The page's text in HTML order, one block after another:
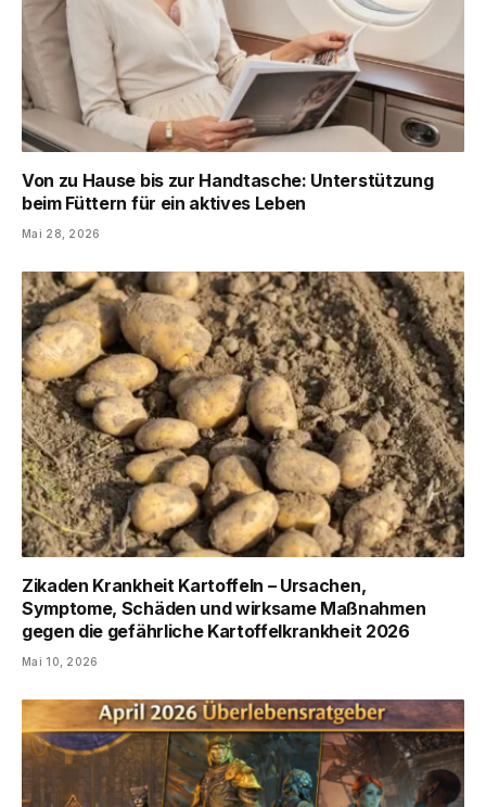
Von zu Hause bis zur Handtasche: Unterstützung
beim Füttern für ein aktives Leben
Mai 28, 2026
Zikaden Krankheit Kartoffeln – Ursachen,
Symptome, Schäden und wirksame Maßnahmen
gegen die gefährliche Kartoffelkrankheit 2026
Mai 10, 2026